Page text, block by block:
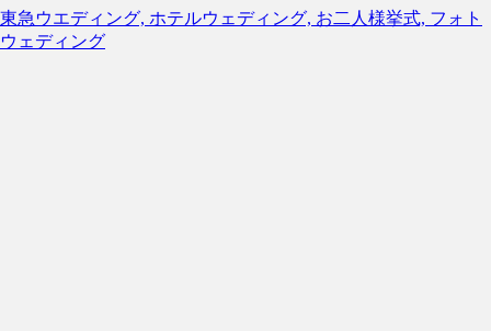
東急ウエディング, ホテルウェディング, お二人様挙式, フォト
ウェディング